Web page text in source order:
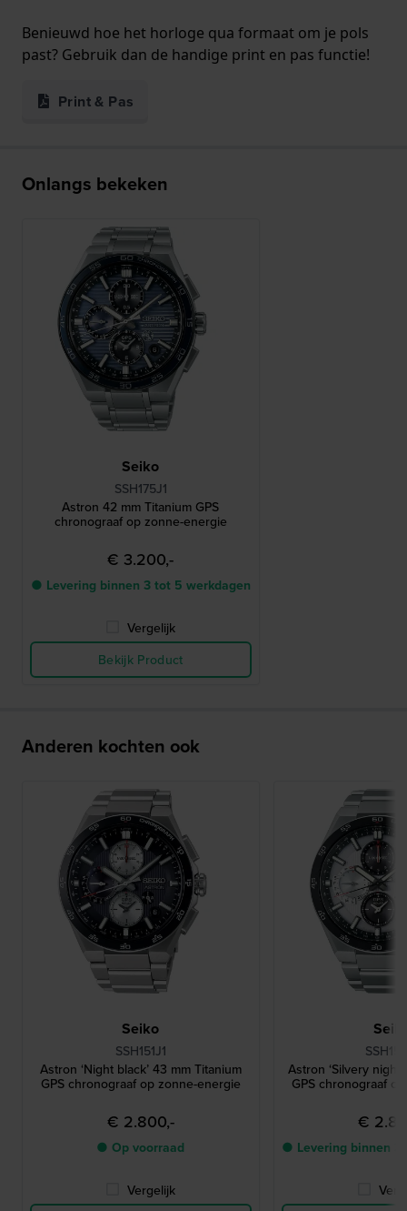
Benieuwd hoe het horloge qua formaat om je pols
past? Gebruik dan de handige print en pas functie!
Print & Pas
Onlangs bekeken
Seiko
SSH175J1
Astron 42 mm Titanium GPS
chronograaf op zonne-energie
€ 3.200,-
● Levering binnen 3 tot 5 werkdagen
Vergelijk
Bekijk Product
Anderen kochten ook
Seiko
SSH151J1
Astron ‘Night black’ 43 mm Titanium
GPS chronograaf op zonne-energie
€ 2.800,-
● Op voorraad
Vergelijk
Astron ‘Silvery
GPS chronograaf
€
● Levering binnen 3